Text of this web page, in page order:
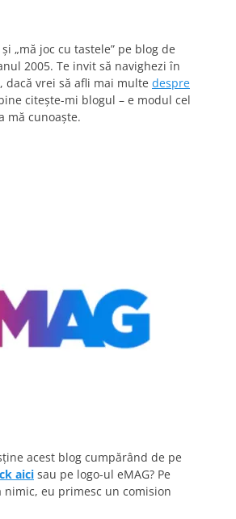
„mă joc cu tastele” pe blog de
2005. Te invit să navighezi în
dacă vrei să afli mai multe despre
citește-mi blogul – e modul cel
mă cunoaște.
acest blog cumpărând de pe
aici sau pe logo-ul eMAG? Pe
nimic, eu primesc un comision